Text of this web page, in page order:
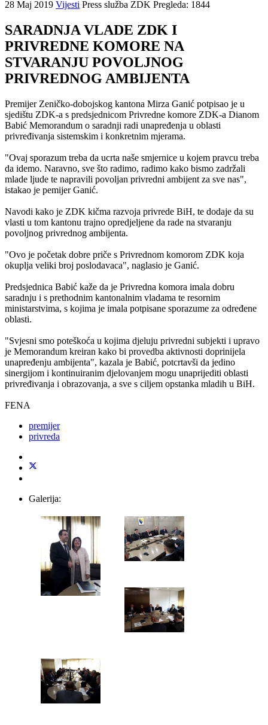
28 Maj 2019 Vijesti Press služba ZDK Pregleda: 1844
SARADNJA VLADE ZDK I
PRIVREDNE KOMORE NA
STVARANJU POVOLJNOG
PRIVREDNOG AMBIJENTA
Premijer Zeničko-dobojskog kantona Mirza Ganić potpisao je u
sjedištu ZDK-a s predsjednicom Privredne komore ZDK-a Dianom
Babić Memorandum o saradnji radi unapređenja u oblasti
privređivanja sistemskim i konkretnim mjerama.
"Ovaj sporazum treba da ucrta naše smjernice u kojem pravcu treba
da idemo. Naravno, sve što radimo, radimo kako bismo zadržali
mlade ljude te napravili povoljan privredni ambijent za sve nas",
istakao je pemijer Ganić.
Navodi kako je ZDK kičma razvoja privrede BiH, te dodaje da su
vlasti u tom kantonu trajno opredjeljene da rade na stvaranju
povoljnog privrednog ambijenta.
"Ovo je početak dobre priče s Privrednom komorom ZDK koja
okuplja veliki broj poslodavaca", naglasio je Ganić.
Predsjednica Babić kaže da je Privredna komora imala dobru
saradnju i s prethodnim kantonalnim vladama te resornim
ministarstvima, s kojima je imala potpisane sporazume za određene
oblasti.
"Svjesni smo poteškoća u kojima djeluju privredni subjekti i upravo
je Memorandum kreiran kako bi provedba aktivnosti doprinijela
unapređenju ambijenta", kazala je Babić, potcrtavši da jedino
sinergijom i kontinuiranim djelovanjem mogu unaprijediti oblasti
privređivanja i obrazovanja, a sve s ciljem opstanka mladih u BiH.
FENA
premijer
privreda
Galerija: